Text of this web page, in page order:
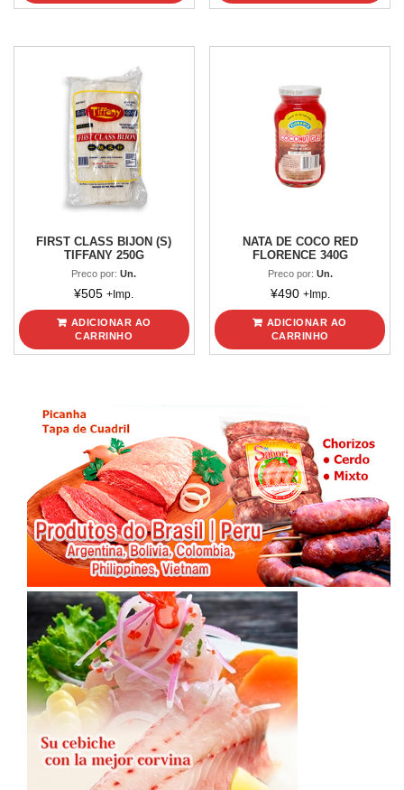
FIRST CLASS BIJON (S)
TIFFANY 250G
Preco por:Un.
¥505 +Imp.
ADICIONAR AO
CARRINHO
NATA DE COCO RED
FLORENCE 340G
Preco por: Un.
¥490 +Imp.
ADICIONAR AO
CARRINHO